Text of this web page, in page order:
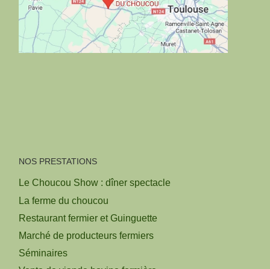
NOS PRESTATIONS
Le Choucou Show : dîner spectacle
La ferme du choucou
Restaurant fermier et Guinguette
Marché de producteurs fermiers
Séminaires